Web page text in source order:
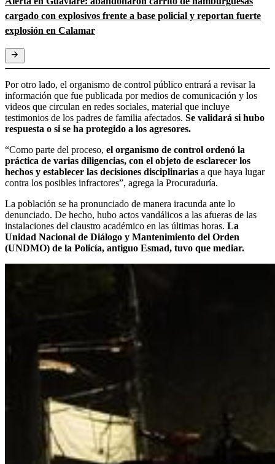
cargado con explosivos frente a base policial y reportan fuerte
explosión en Calamar
Por otro lado, el organismo de control público entrará a revisar la
información que fue publicada por medios de comunicación y los
videos que circulan en redes sociales, material que incluye
testimonios de los padres de familia afectados. Se validará si hubo
respuesta o si se ha protegido a los agresores.
“Como parte del proceso, el organismo de control ordenó la
práctica de varias diligencias, con el objeto de esclarecer los
hechos y establecer las decisiones disciplinarias a que haya lugar
contra los posibles infractores”, agrega la Procuraduría.
La población se ha pronunciado de manera iracunda ante lo
denunciado. De hecho, hubo actos vandálicos a las afueras de las
instalaciones del claustro académico en las últimas horas. La
Unidad Nacional de Diálogo y Mantenimiento del Orden
(UNDMO) de la Policía, antiguo Esmad, tuvo que mediar.